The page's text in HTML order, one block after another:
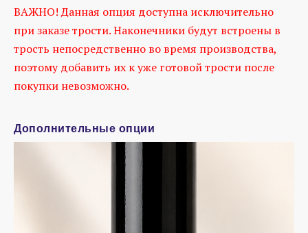
ВАЖНО! Данная опция доступна исключительно
при заказе трости. Наконечники будут встроены в
трость непосредственно во время производства,
поэтому добавить их к уже готовой трости после
покупки невозможно.
Дополнительные опции